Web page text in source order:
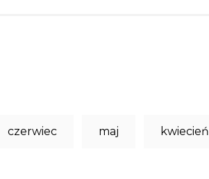
czerwiec maj kwiecień